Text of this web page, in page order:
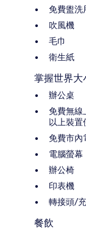
免費盥洗
吹風機
毛巾
衛生紙
掌握世界大
辦公桌
免費無線
以上裝置
免費市內
電腦螢幕
辦公椅
印表機
轉接頭/
餐飲